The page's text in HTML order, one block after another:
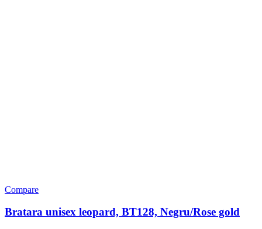
Compare
Bratara unisex leopard, BT128, Negru/Rose gold